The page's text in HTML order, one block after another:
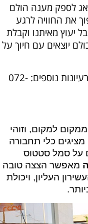
לספק מענה הולם
את החוויה לרגע
יעוץ מאיתנו וקבלת
יוצאים עם חיוך על
ולרעיונות נוספים: 072-
למקום, וזוהי
כלי תחבורה
על סמל סטטוס
מאפשר הצצה טובה
העליון, ויכולת